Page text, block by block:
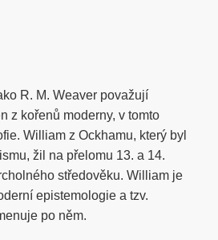
R. M. Weaver považují
z kořenů moderny, v tomto
William z Ockhamu, který byl
žil na přelomu 13. a 14.
středověku. William je
epistemologie a tzv.
po něm.